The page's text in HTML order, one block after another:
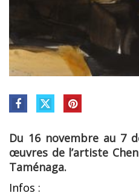
Du 16 novembre au 7
œuvres de l’artiste
Taménaga.
Infos :